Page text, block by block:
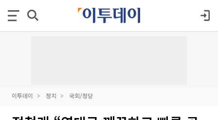
이투데이 정치 국회/정당